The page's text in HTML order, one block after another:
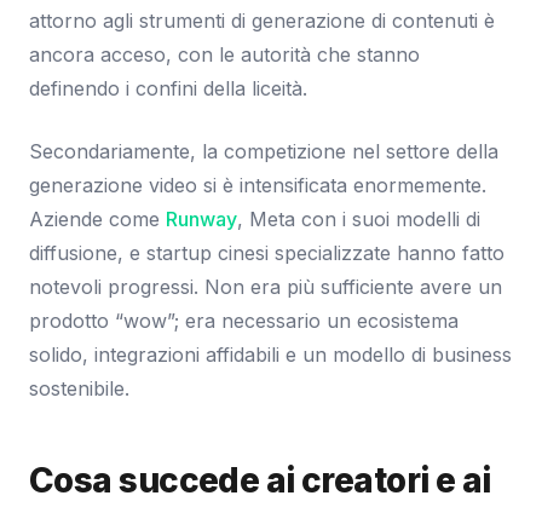
attorno agli strumenti di generazione di contenuti è
ancora acceso, con le autorità che stanno
definendo i confini della liceità.
Secondariamente, la competizione nel settore della
generazione video si è intensificata enormemente.
Aziende come Runway, Meta con i suoi modelli di
diffusione, e startup cinesi specializzate hanno fatto
notevoli progressi. Non era più sufficiente avere un
prodotto “wow”; era necessario un ecosistema
solido, integrazioni affidabili e un modello di business
sostenibile.
Cosa succede ai creatori e ai